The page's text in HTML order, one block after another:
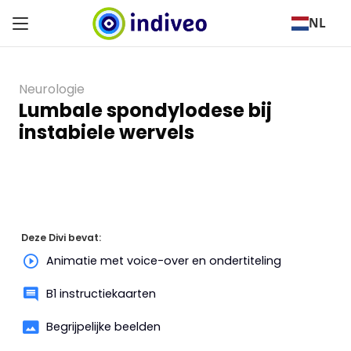
NL
Neurologie
Lumbale spondylodese bij
instabiele wervels
Deze Divi bevat:
Animatie met voice-over en ondertiteling
B1 instructiekaarten
Begrijpelijke beelden